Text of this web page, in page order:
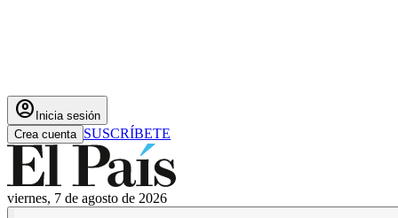
account_circle Inicia sesión
Crea cuenta SUSCRÍBETE
viernes, 7 de agosto de 2026